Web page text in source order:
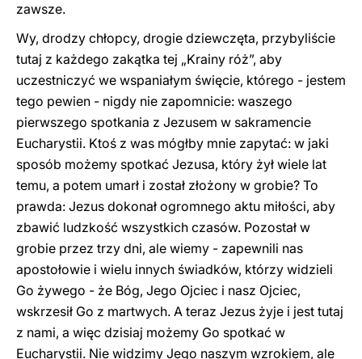
zawsze.
Wy, drodzy chłopcy, drogie dziewczęta, przybyliście
tutaj z każdego zakątka tej „Krainy róż”, aby
uczestniczyć we wspaniałym święcie, którego - jestem
tego pewien - nigdy nie zapomnicie: waszego
pierwszego spotkania z Jezusem w sakramencie
Eucharystii. Ktoś z was mógłby mnie zapytać: w jaki
sposób możemy spotkać Jezusa, który żył wiele lat
temu, a potem umarł i został złożony w grobie? To
prawda: Jezus dokonał ogromnego aktu miłości, aby
zbawić ludzkość wszystkich czasów. Pozostał w
grobie przez trzy dni, ale wiemy - zapewnili nas
apostołowie i wielu innych świadków, którzy widzieli
Go żywego - że Bóg, Jego Ojciec i nasz Ojciec,
wskrzesił Go z martwych. A teraz Jezus żyje i jest tutaj
z nami, a więc dzisiaj możemy Go spotkać w
Eucharystii. Nie widzimy Jego naszym wzrokiem, ale